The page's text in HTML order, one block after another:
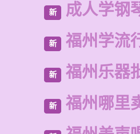
新 成人学钢
新 福州学流
新 福州乐器
新 福州哪里